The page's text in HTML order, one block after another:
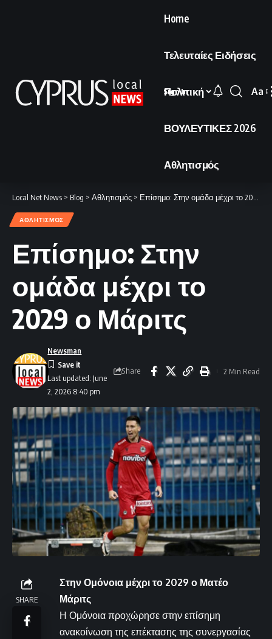
Home
Τελευταίες Ειδήσεις
Πολιτική
ΒΟΥΛΕΥΤΙΚΕΣ 2026
Αθλητισμός
Sign In
Font
Aa
Local Net News > Blog > Αθλητισμός > Επίσημο: Στην ομάδα μέχρι το 2029 ο Μάριτς
ΑΘΛΗΤΙΣΜΌΣ
Επίσημο: Στην
ομάδα μέχρι το
2029 ο Μάριτς
Last updated: June
2, 2026 8:40 pm
Newsman
Share 2 Min Read
SHARE
Στην Ομόνοια μέχρι το 2029 ο Ματέο
Μάριτς
Η Ομόνοια προχώρησε στην επίσημη
ανακοίνωση της επέκτασης της συνεργασίας